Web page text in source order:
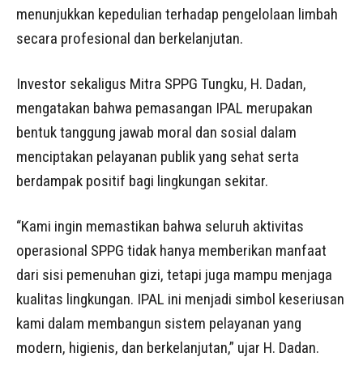
menunjukkan kepedulian terhadap pengelolaan limbah
secara profesional dan berkelanjutan.
Investor sekaligus Mitra SPPG Tungku, H. Dadan,
mengatakan bahwa pemasangan IPAL merupakan
bentuk tanggung jawab moral dan sosial dalam
menciptakan pelayanan publik yang sehat serta
berdampak positif bagi lingkungan sekitar.
“Kami ingin memastikan bahwa seluruh aktivitas
operasional SPPG tidak hanya memberikan manfaat
dari sisi pemenuhan gizi, tetapi juga mampu menjaga
kualitas lingkungan. IPAL ini menjadi simbol keseriusan
kami dalam membangun sistem pelayanan yang
modern, higienis, dan berkelanjutan,” ujar H. Dadan.